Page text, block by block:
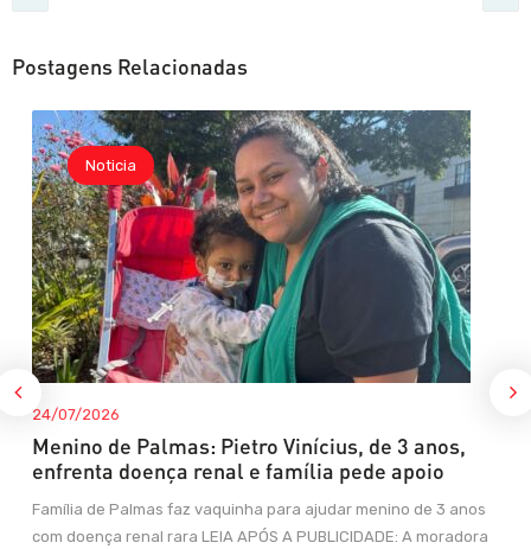
Postagens Relacionadas
Noticia
24/07/2026
Menino de Palmas: Pietro Vinícius, de 3 anos,
enfrenta doença renal e família pede apoio
Família de Palmas faz vaquinha para ajudar menino de 3 anos
com doença renal rara LEIA APÓS A PUBLICIDADE: A moradora